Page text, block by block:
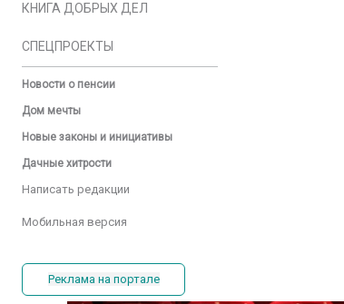
КНИГА ДОБРЫХ ДЕЛ
СПЕЦПРОЕКТЫ
Новости о пенсии
Дом мечты
Новые законы и инициативы
Дачные хитрости
Написать редакции
Мобильная версия
Реклама на портале